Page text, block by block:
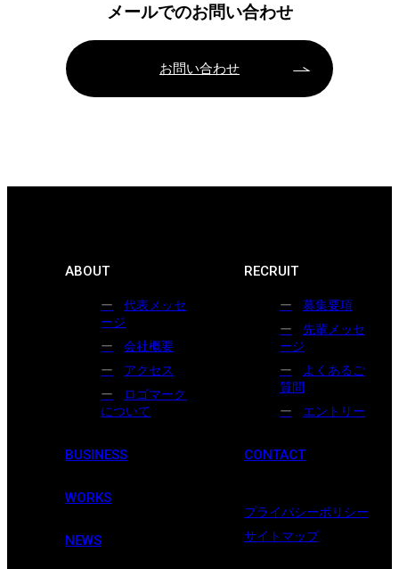
メールでのお問い合わせ
お問い合わせ
ABOUT
代表メッセ
ージ
会社概要
アクセス
ロゴマーク
について
BUSINESS
WORKS
NEWS
RECRUIT
募集要項
先輩メッセ
ージ
よくあるご
質問
エントリー
CONTACT
プライバシーポリシー
サイトマップ